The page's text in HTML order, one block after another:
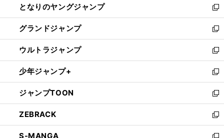
く
ド
ウ
で
開
く
ィ
ン
ド
ウ
で
開
く
い
ウ
ィ
ン
ド
ウ
で
開
く
となりのヤングジャンプ
新
し
い
ウ
ィ
ン
ド
ウ
で
開
く
グランドジャンプ
新
し
い
ウ
ィ
ン
ド
ウ
で
開
く
ウルトラジャンプ
新
し
い
ウ
ィ
ン
ド
ウ
で
少年ジャンプ+
新
し
い
ウ
ィ
ン
ジャンプTOON
新
し
い
ウ
ZEBRACK
新
し
S-MANGA